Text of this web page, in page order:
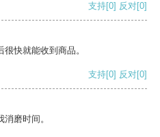
支持[0] 反对[0]
快就能收到商品。
支持[0] 反对[0]
磨时间。